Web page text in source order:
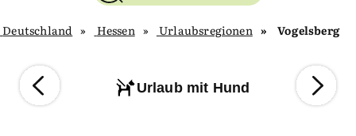
Vogelsberg
Urlaubsregionen
Hessen
Deutschland
Urlaub mit Hund